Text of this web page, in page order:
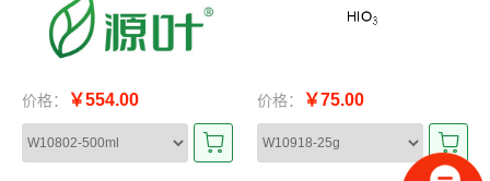
价格： ￥554.00 价格： ￥75.00